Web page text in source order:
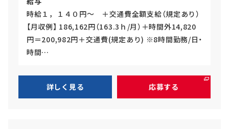
時給１，１４０円～ ＋交通費全額支給（規定あり）
【月収例】 186,162円（163.3ｈ/月）＋時間外14,820
円＝200,982円＋交通費(規定あり) ※8時間勤務/日・
時間…
詳しく見る 応募する